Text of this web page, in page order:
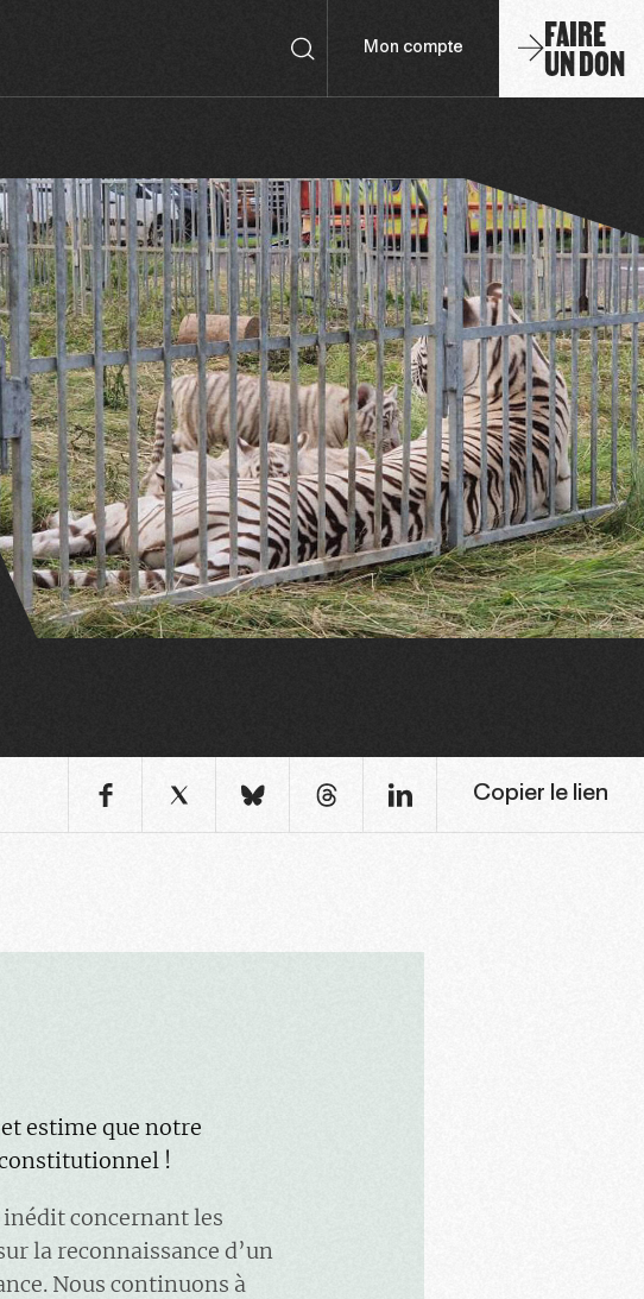
Mon compte FAIRE
UN DON
Copier le lien
estime que notre
!
concernant les
la reconnaissance d’un
Nous continuons à